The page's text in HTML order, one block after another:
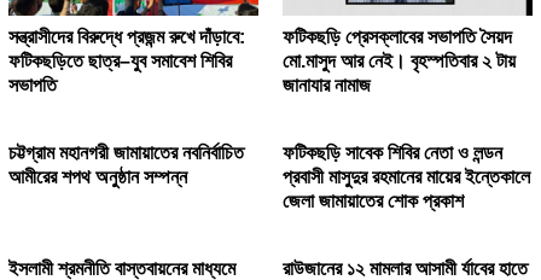
সন্ত্রাসীদের বিরুদ্ধে প্রজন্ম রুখে দাঁড়াবে:
ফটিকছড়িতে ছাত্র–যুব সমাবেশ শিবির
সভাপতি
ফটিকছড়ি প্রেসক্লাবের সভাপতি সৈয়দ
মো.মাসুদ আর নেই। বৃহস্পতিবার ২ টায়
জানাযার নামাজ
চট্টগ্রাম মহানগরী জামায়াতের নবনির্বাচিত
আমীরের শপথ অনুষ্ঠান সম্পন্ন
ফটিকছড়ি সাবেক শিবির নেতা ও লন্ডন
প্রবাসী মাসুদুর রহমানের মায়ের ইন্তেকালে
জেলা জামায়াতের শোক প্রকাশ
ইসলামী শ্রমনীতি বাস্তবায়নের মাধ্যমে
রাউজানের ১২ মামলার আসামী র্যাবের হাতে